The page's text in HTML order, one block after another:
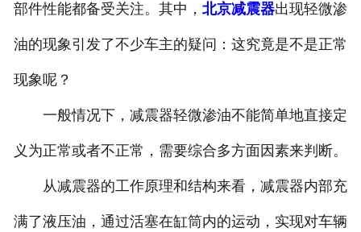
发货现场
部件性能都备受关注。其中， 北京减震器出现轻微渗
油的现象引发了不少车主的疑问：这究竟是不是正常
现象呢？
一般情况下，减震器轻微渗油不能简单地直接定
义为正常或者不正常，需要综合多方面因素来判断。
从减震器的工作原理和结构来看，减震器内部充
满了液压油，通过活塞在缸筒内的运动，实现对车辆